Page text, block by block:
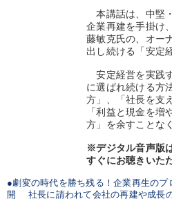
本講話は、中堅
企業再建を手掛け
藤敏克氏の、オー
出し続ける「安定
安定経営を実践
に選ばれ続ける方
方」、「社長を支
「利益と現金を増
方」を余すことな
※デジタル音声版
すぐにお聴きいた
●劇変の時代を勝ち残る！企業再生の
開 社長に請われて会社の再建や成長